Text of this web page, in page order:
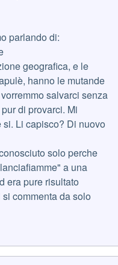
parlando di:
geografica, e le
hanno le mutande
salvarci senza
di provarci. Mi
Li capisco? Di nuovo
solo perche
a una
era pure risultato
commenta da solo